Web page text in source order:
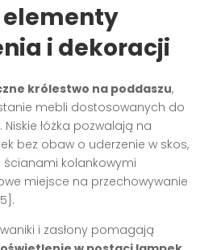
elementy
i dekoracji
królestwo na poddaszu,
mebli dostosowanych do
łóżka pozwalają na
bez obaw o uderzenie w skos,
ścianami kolankowymi
miejsce na przechowywanie
i zasłony pomagają